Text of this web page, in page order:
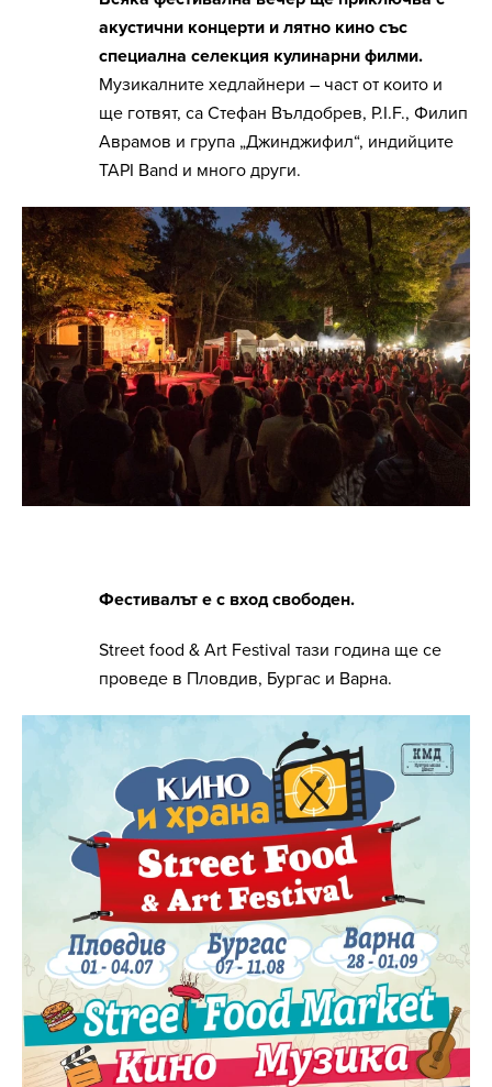
акустични концерти и лятно кино със
специална селекция кулинарни филми.
Музикалните хедлайнери – част от които и
ще готвят, са Стефан Вълдобрев, P.I.F., Филип
Аврамов и група „Джинджифил“, индийците
TAPI Band и много други.
Фестивалът е с вход свободен.
Street food & Art Festival тази година ще се
проведе в Пловдив, Бургас и Варна.